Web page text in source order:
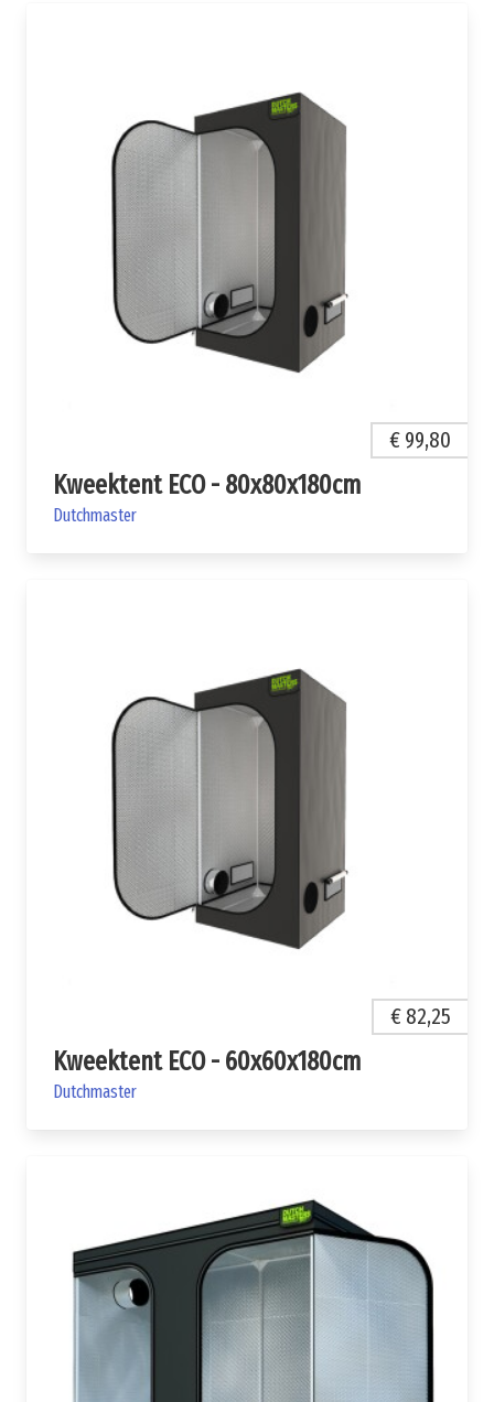
€ 99,80
Kweektent ECO - 80x80x180cm
Dutchmaster
€ 82,25
Kweektent ECO - 60x60x180cm
Dutchmaster